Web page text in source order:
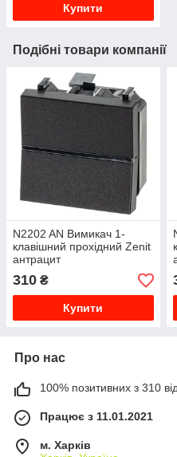
Купити
Подібні товари компанії
N2202 AN Вимикач 1-
клавішний прохідний Zenit
антрацит
2CLA220200N1801
310 ₴
Купити
Про нас
100% позитивних з 310
Працює з 11.01.2021
м. Харків